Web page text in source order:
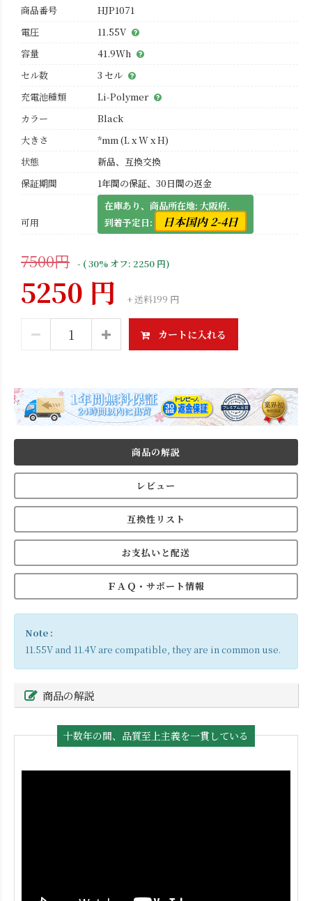
商品番号
HJP1071
電圧
11.55V
容量
41.9Wh
セル数
3 セル
充電池種類
Li-Polymer
カラー
Black
大きさ
*mm (L x W x H)
状態
新品、互換交換
保証期間
1年間の保証、30日間の返金
可用
在庫あり、商品所在地: 大阪府.
到着予定日:
日本国内 2-4日
7500円 - ( 30% オフ: 2250 円)
5250 円 + 送料199 円
カートに入れる
商品の解説
レビュー
互換性リスト
お支払いと配送
ＦＡＱ・サポート情報
Note :
11.55V and 11.4V are compatible, they are in common use.
商品の解説
十数年の間、品質至上主義を一貫している